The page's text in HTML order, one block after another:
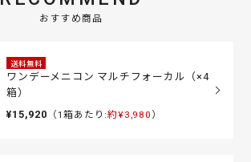
おすすめ商品
送料無料
ワンデーメニコン マルチフォーカル（×4
箱）
¥15,920 （1箱あたり:約¥3,980 ）